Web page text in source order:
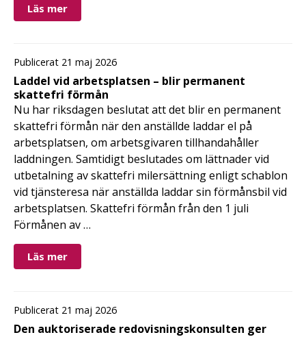
Läs mer
Publicerat 21 maj 2026
Laddel vid arbetsplatsen – blir permanent
skattefri förmån
Nu har riksdagen beslutat att det blir en permanent
skattefri förmån när den anställde laddar el på
arbetsplatsen, om arbetsgivaren tillhandahåller
laddningen. Samtidigt beslutades om lättnader vid
utbetalning av skattefri milersättning enligt schablon
vid tjänsteresa när anställda laddar sin förmånsbil vid
arbetsplatsen. Skattefri förmån från den 1 juli
Förmånen av …
Läs mer
Publicerat 21 maj 2026
Den auktoriserade redovisningskonsulten ger